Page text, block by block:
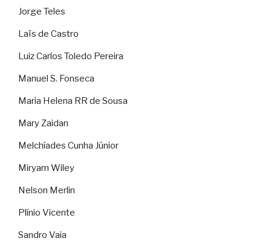
Jorge Teles
Laïs de Castro
Luiz Carlos Toledo Pereira
Manuel S. Fonseca
Maria Helena RR de Sousa
Mary Zaidan
Melchíades Cunha Júnior
Miryam Wiley
Nelson Merlin
Plínio Vicente
Sandro Vaia